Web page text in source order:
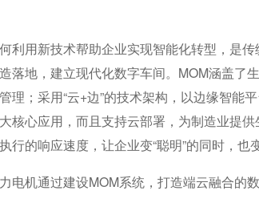
用新技术帮助企业实现智能化转型，是传
落地，建立现代化数字车间。MOM涵盖了
理；采用“云+边”的技术架构，以边缘智能
核心应用，而且支持云部署，为制造业提
行的响应速度，让企业变“聪明”的同时，也变
机通过建设MOM系统，打造端云融合的数